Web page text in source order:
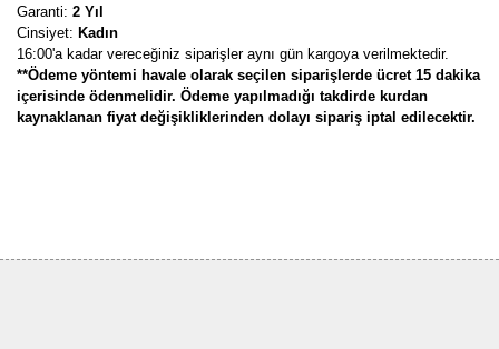
Garanti: 2 Yıl
Cinsiyet: Kadın
16:00'a kadar vereceğiniz siparişler aynı gün kargoya verilmektedir.
**Ödeme yöntemi havale olarak seçilen siparişlerde ücret 15 dakika
içerisinde ödenmelidir. Ödeme yapılmadığı takdirde kurdan
kaynaklanan fiyat değişikliklerinden dolayı sipariş iptal edilecektir.